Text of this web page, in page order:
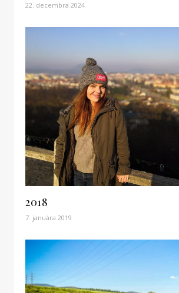
22. decembra 2024
2018
7. januára 2019